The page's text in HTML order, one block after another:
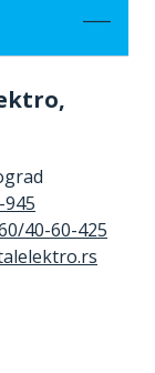
40-60-425